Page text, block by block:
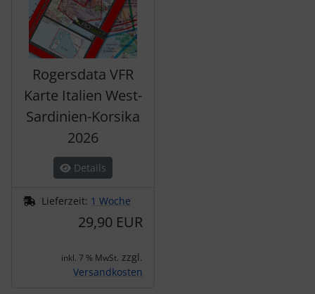
Rogersdata VFR
Karte Italien West-
Sardinien-Korsika
2026
Details
Lieferzeit: 1 Woche
29,90 EUR
inkl. 7 % MwSt. zzgl.
Versandkosten